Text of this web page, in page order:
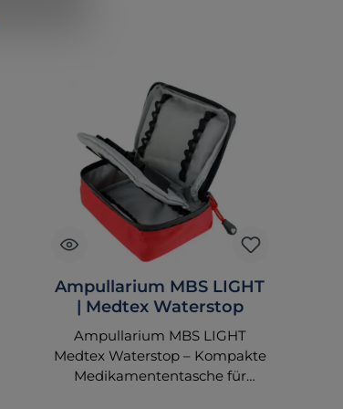
Ampullarium MBS LIGHT
| Medtex Waterstop
Ampullarium MBS LIGHT
Medtex Waterstop – Kompakte
Medikamententasche für